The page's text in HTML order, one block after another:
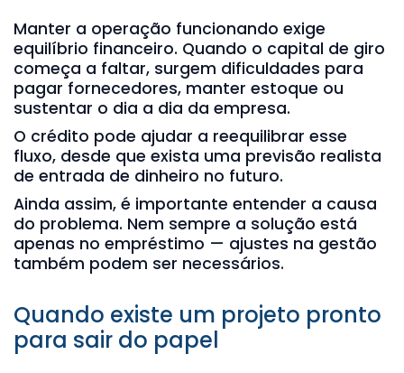
Manter a operação funcionando exige
equilíbrio financeiro. Quando o capital de giro
começa a faltar, surgem dificuldades para
pagar fornecedores, manter estoque ou
sustentar o dia a dia da empresa.
O crédito pode ajudar a reequilibrar esse
fluxo, desde que exista uma previsão realista
de entrada de dinheiro no futuro.
Ainda assim, é importante entender a causa
do problema. Nem sempre a solução está
apenas no empréstimo — ajustes na gestão
também podem ser necessários.
Quando existe um projeto pronto
para sair do papel